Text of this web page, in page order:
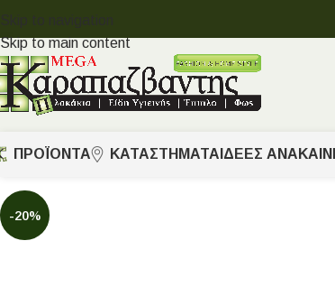
Skip to navigation
Skip to main content
ΠΡΟΪΟΝΤΑ ΚΑΤΑΣΤΗΜΑΤΑ ΙΔΈΕΣ
-20%